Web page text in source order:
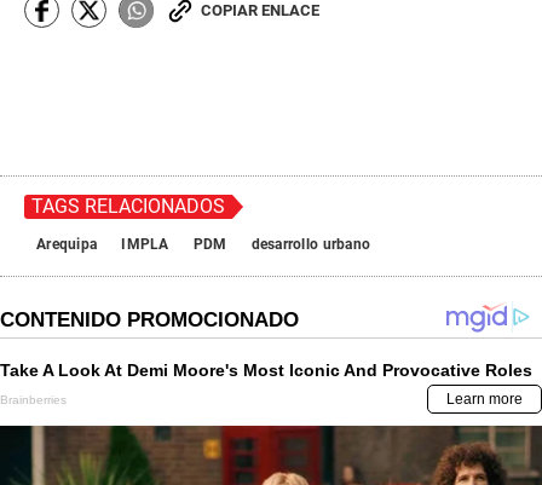
COPIAR ENLACE
TAGS RELACIONADOS
Arequipa IMPLA PDM desarrollo urbano